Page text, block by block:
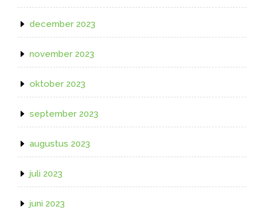
december 2023
november 2023
oktober 2023
september 2023
augustus 2023
juli 2023
juni 2023